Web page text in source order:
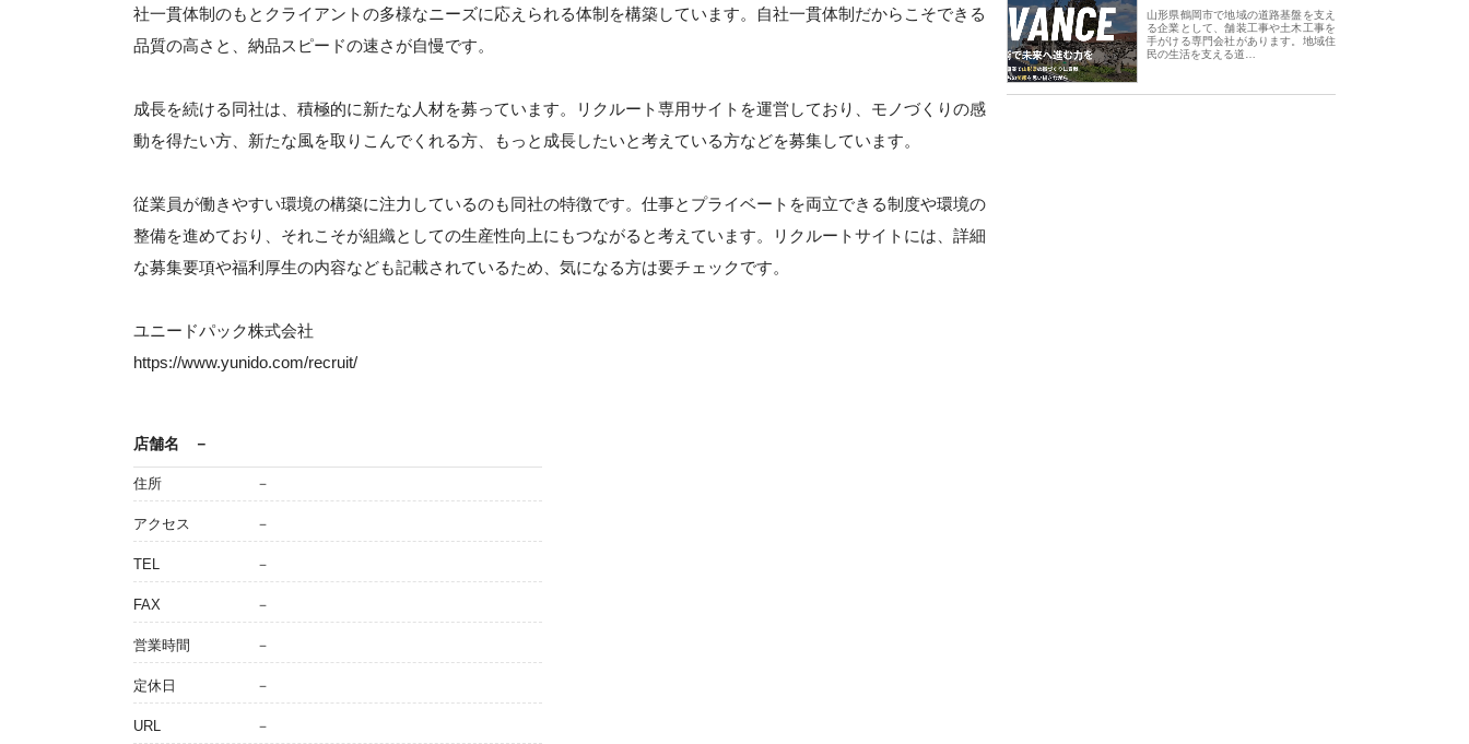
社一貫体制のもとクライアントの多様なニーズに応えられる体制を構築しています。自社一貫体制だからこそできる
品質の高さと、納品スピードの速さが自慢です。
成長を続ける同社は、積極的に新たな人材を募っています。リクルート専用サイトを運営しており、モノづくりの感
動を得たい方、新たな風を取りこんでくれる方、もっと成長したいと考えている方などを募集しています。
従業員が働きやすい環境の構築に注力しているのも同社の特徴です。仕事とプライベートを両立できる制度や環境の
整備を進めており、それこそが組織としての生産性向上にもつながると考えています。リクルートサイトには、詳細
な募集要項や福利厚生の内容なども記載されているため、気になる方は要チェックです。
ユニードパック株式会社
https://www.yunido.com/recruit/
店舗名 －
住所 －
アクセス －
TEL －
FAX －
営業時間 －
定休日 －
URL －
山形県鶴岡市で地域の道路基盤を支え
る企業として、舗装工事や土木工事を
手がける専門会社があります。地域住
民の生活を支える道…